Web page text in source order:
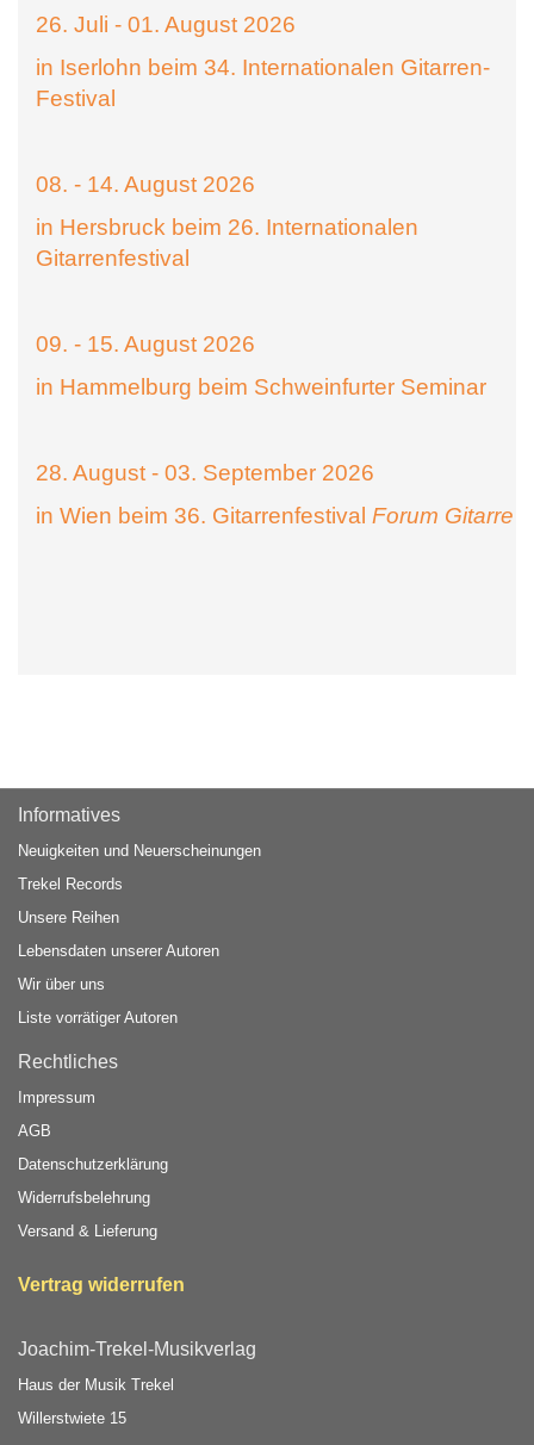
26. Juli - 01. August 2026
in Iserlohn beim 34. Internationalen Gitarren-
Festival
08. - 14. August 2026
in Hersbruck beim 26. Internationalen
Gitarrenfestival
09. - 15. August 2026
in Hammelburg beim Schweinfurter Seminar
28. August - 03. September 2026
in Wien beim 36. Gitarrenfestival Forum Gitarre
Informatives
Neuigkeiten und Neuerscheinungen
Trekel Records
Unsere Reihen
Lebensdaten unserer Autoren
Wir über uns
Liste vorrätiger Autoren
Rechtliches
Impressum
AGB
Datenschutzerklärung
Widerrufsbelehrung
Versand & Lieferung
Vertrag widerrufen
Joachim-Trekel-Musikverlag
Haus der Musik Trekel
Willerstwiete 15